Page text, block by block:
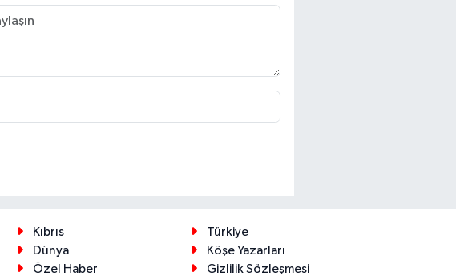
Kıbrıs
Türkiye
Dünya
Köşe Yazarları
Özel Haber
Gizlilik Sözleşmesi